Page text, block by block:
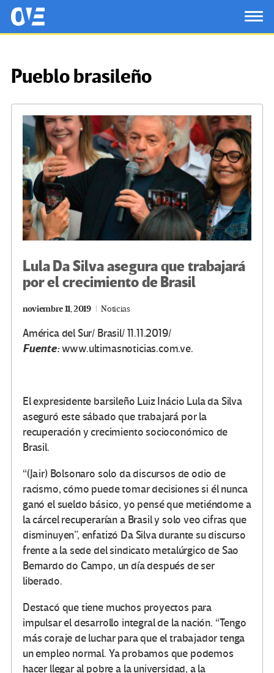
Saltar al contenido principal
OtrasVocesenEducacion.org
Pueblo brasileño
Lula Da Silva asegura que trabajará
por el crecimiento de Brasil
noviembre 11, 2019 Noticias
América del Sur/ Brasil/ 11.11.2019/
Fuente:www.ultimasnoticias.com.ve.
El expresidente barsileño Luiz Inácio Lula da Silva
aseguró este sábado que trabajará por la
recuperación y crecimiento socioconómico de
Brasil.
“(Jair) Bolsonaro solo da discursos de odio de
racismo, cómo puede tomar decisiones si él nunca
ganó el sueldo básico, yo pensé que metiéndome a
la cárcel recuperarían a Brasil y solo veo cifras que
disminuyen”, enfatizó Da Silva durante su discurso
frente a la sede del sindicato metalúrgico de Sao
Bernardo do Campo, un día después de ser
liberado.
Destacó que tiene muchos proyectos para
impulsar el desarrollo integral de la nación. “Tengo
más coraje de luchar para que el trabajador tenga
un empleo normal. Ya probamos que podemos
hacer llegar al pobre a la universidad, a la